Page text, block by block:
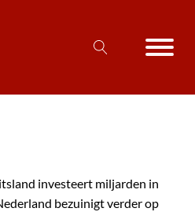
investeert miljarden in
bezuinigt verder op